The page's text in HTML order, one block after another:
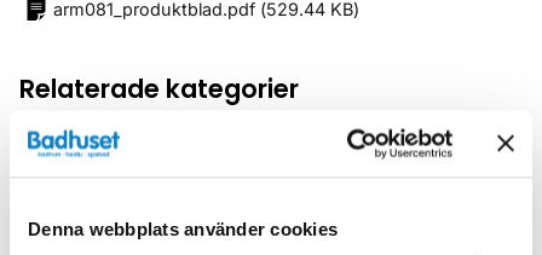
Denna webbplats använder cookies
arm081_produktblad.pdf (529.44 KB)
Relaterade kategorier
Blandare /